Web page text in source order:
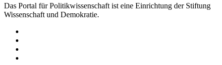
Das Portal für Politikwissenschaft ist eine Einrichtung der Stiftung
Wissenschaft und Demokratie.